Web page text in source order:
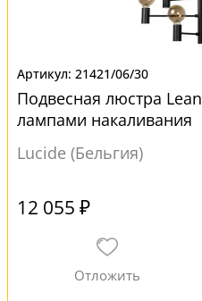
21421/06/30
Подвесная люстра
лампами накаливания
Lucide (Бельгия)
12 055 ₽